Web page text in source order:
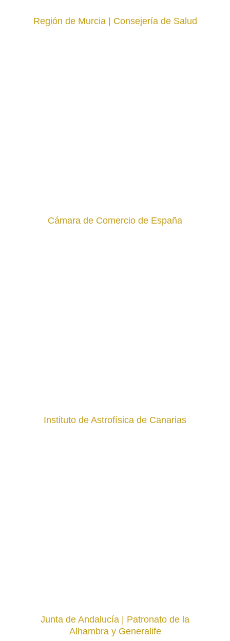
Región de Murcia | Consejería de Salud
Cámara de Comercio de España
Instituto de Astrofísica de Canarias
Junta de Andalucía | Patronato de la
Alhambra y Generalife